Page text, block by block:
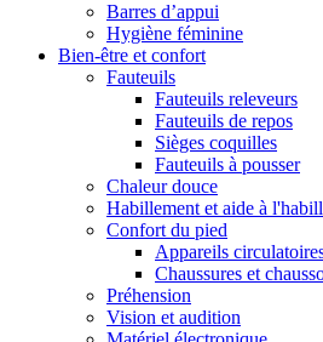
Barres d’appui
Hygiène féminine
Bien-être et confort
Fauteuils
Fauteuils releveurs
Fauteuils de repos
Sièges coquilles
Fauteuils à pousser
Chaleur douce
Habillement et aide à
Confort du pied
Appareils
Chaussures et
Préhension
Vision et audition